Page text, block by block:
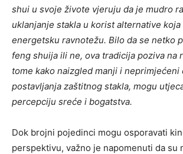
shui u svoje živote vjeruju da je mudro
uklanjanje stakla u korist alternative
energetsku ravnotežu. Bilo da se netko
feng shuija ili ne, ova tradicija poziva na
tome kako naizgled manji i
postavljanja zaštitnog stakla, mogu
percepciju sreće i bogatstva.
Dok brojni pojedinci mogu osporavati
perspektivu, važno je napomenuti da su